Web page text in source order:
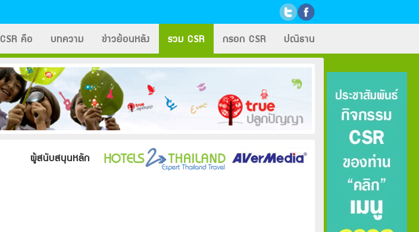
CSR คือ บทความ ข่าวย้อนหลัง รวม CSR กรอก CSR ปณิธาน
ผู้สนับสนุนหลัก